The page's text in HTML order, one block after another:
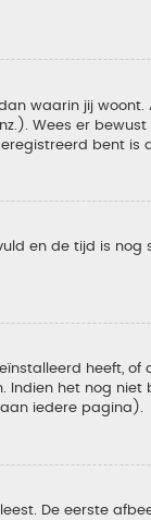
waarin jij
Wees er
bent is
en de tijd is
heeft,
het nog
iedere pagina).
De eerste